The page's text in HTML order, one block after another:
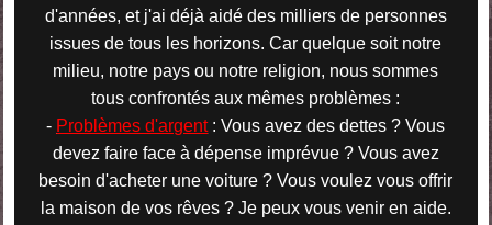
d'années, et j'ai déjà aidé des milliers de personnes
issues de tous les horizons. Car quelque soit notre
milieu, notre pays ou notre religion, nous sommes
tous confrontés aux mêmes problèmes :
- Problèmes d'argent: Vous avez des dettes ? Vous
devez faire face à dépense imprévue ? Vous avez
besoin d'acheter une voiture ? Vous voulez vous offrir
la maison de vos rêves ? Je peux vous venir en aide.